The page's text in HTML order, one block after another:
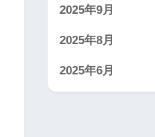
2025年9月
2025年8月
2025年6月